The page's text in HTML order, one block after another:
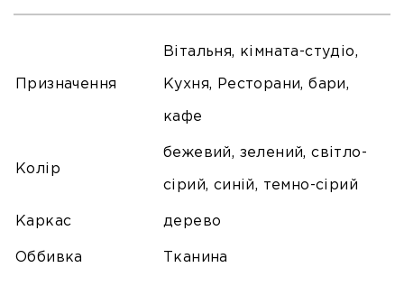
Призначення
Вітальня, кімната-студіо,
Кухня, Ресторани, бари,
кафе
Колір
бежевий, зелений, світло-
сірий, синій, темно-сірий
Каркас дерево
Оббивка Тканина